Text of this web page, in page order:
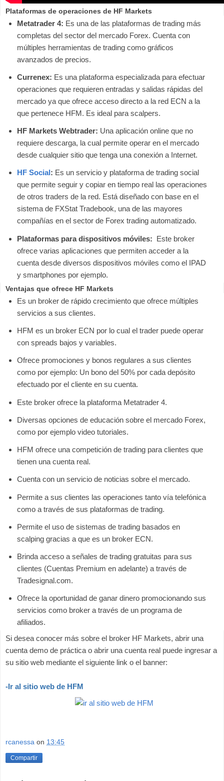
Plataformas de operaciones de HF Markets
Metatrader 4: Es una de las plataformas de trading más
completas del sector del mercado Forex. Cuenta con
múltiples herramientas de trading como gráficos
avanzados de precios.
Currenex: Es una plataforma especializada para efectuar
operaciones que requieren entradas y salidas rápidas del
mercado ya que ofrece acceso directo a la red ECN a la
que pertenece HFM. Es ideal para scalpers.
HF Markets Webtrader: Una aplicación online que no
requiere descarga, la cual permite operar en el mercado
desde cualquier sitio que tenga una conexión a Internet.
HF Social: Es un servicio y plataforma de trading social
que permite seguir y copiar en tiempo real las operaciones
de otros traders de la red. Está diseñado con base en el
sistema de FXStat Tradebook, una de las mayores
compañías en el sector de Forex trading automatizado.
Plataformas para dispositivos móviles: Este broker
ofrece varias aplicaciones que permiten acceder a la
cuenta desde diversos dispositivos móviles como el IPAD
y smartphones por ejemplo.
Ventajas que ofrece HF Markets
Es un broker de rápido crecimiento que ofrece múltiples
servicios a sus clientes.
HFM es un broker ECN por lo cual el trader puede operar
con spreads bajos y variables.
Ofrece promociones y bonos regulares a sus clientes
como por ejemplo: Un bono del 50% por cada depósito
efectuado por el cliente en su cuenta.
Este broker ofrece la plataforma Metatrader 4.
Diversas opciones de educación sobre el mercado Forex,
como por ejemplo video tutoriales.
HFM ofrece una competición de trading para clientes que
tienen una cuenta real.
Cuenta con un servicio de noticias sobre el mercado.
Permite a sus clientes las operaciones tanto vía telefónica
como a través de sus plataformas de trading.
Permite el uso de sistemas de trading basados en
scalping gracias a que es un broker ECN.
Brinda acceso a señales de trading gratuitas para sus
clientes (Cuentas Premium en adelante) a través de
Tradesignal.com.
Ofrece la oportunidad de ganar dinero promocionando sus
servicios como broker a través de un programa de
afiliados.
Si desea conocer más sobre el broker HF Markets, abrir una
cuenta demo de práctica o abrir una cuenta real puede ingresar a
su sitio web mediante el siguiente link o el banner:
-Ir al sitio web de HFM
rcanessa on 13:45
Compartir